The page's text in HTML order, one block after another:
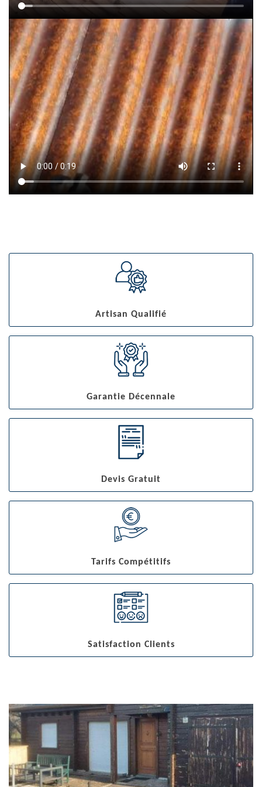
Artisan Qualifié
Garantie Décennale
Devis Gratuit
Tarifs Compétitifs
Satisfaction Clients